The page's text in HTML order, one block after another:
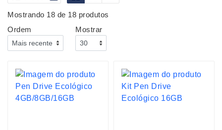
Mostrando 18 de 18 produtos
Ordem
Mostrar